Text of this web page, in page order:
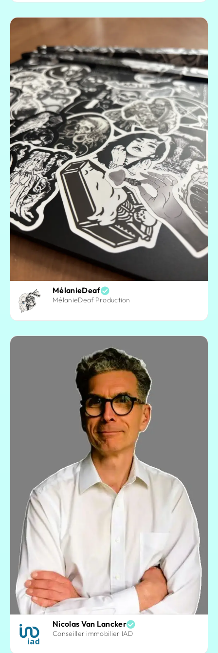
MélanieDeaf
MélanieDeaf Production
Nicolas Van Lancker
Conseiller immobilier IAD